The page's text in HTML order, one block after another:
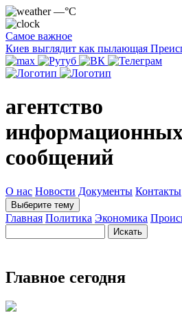
—°C
Самое важное
Киев выглядит как пылающая
агентство
сообщений
О нас Новости Документы Контакты
Выберите тему
Главная Политика Экономика
Главное сегодня